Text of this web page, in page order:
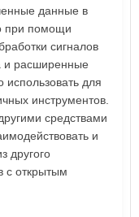
данные в
при помощи
сигналов
и расширенные
использовать для
инструментов.
средствами
и
другого
с открытым